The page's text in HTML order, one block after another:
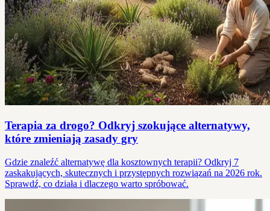
Terapia za drogo? Odkryj szokujące alternatywy,
które zmieniają zasady gry
Gdzie znaleźć alternatywę dla kosztownych terapii? Odkryj 7
zaskakujących, skutecznych i przystępnych rozwiązań na 2026 rok.
Sprawdź, co działa i dlaczego warto spróbować.